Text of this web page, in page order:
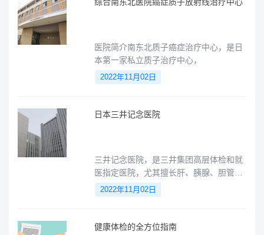
医院简介南东北质子癌症治疗中心，是日
本第一家私立质子治疗中心，
2022年11月02日
日本三井记念医院
三井记念医院，是三井集团高层体检和就
医指定医院，尤其擅长肝、胰腺、胆管癌
的外科手术，包括高难度的肝部手术，在
治疗肺纤维化方面效果较好的医院之一。
2022年11月02日
健康体检的全方位指南